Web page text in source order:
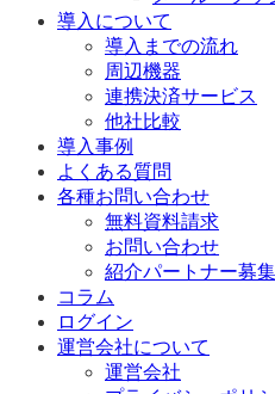
導入について
導入までの流れ
周辺機器
連携決済サービス
他社比較
導入事例
よくある質問
各種お問い合わせ
無料資料請求
お問い合わせ
紹介パートナー募集
コラム
ログイン
運営会社について
運営会社